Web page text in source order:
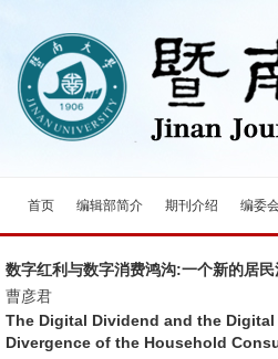
首页 编辑部简介 期刊介绍 编委
数字红利与数字消费鸿沟:一个新的居
曹彦君
The Digital Dividend and the
Divergence of the Household